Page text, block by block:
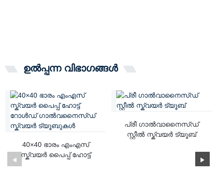
ഉൽപ്പന്ന വിഭാഗങ്ങൾ
40×40 ഭാരം എംഎസ്
സ്ക്വയർ പൈപ്പ് ഹോട്ട്
പ്രീ ഗാൽവാനൈസ്ഡ്
സ്റ്റീൽ സ്ക്വയർ ട്യൂബ്